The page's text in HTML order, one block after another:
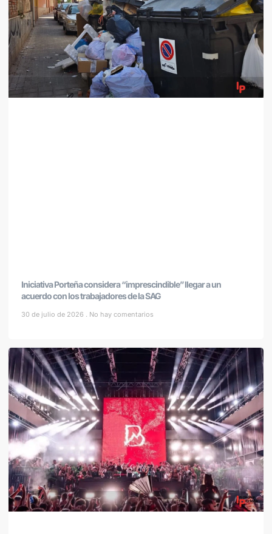
Iniciativa Porteña considera “imprescindible” llegar a un
acuerdo con los trabajadores de la SAG
30 de julio de 2026 No hay comentarios